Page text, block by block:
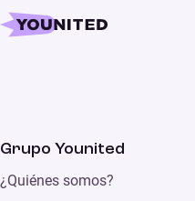
Grupo Younited
¿Quiénes somos?